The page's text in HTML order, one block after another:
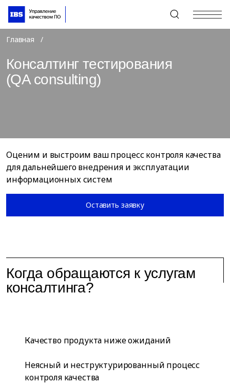
+7 (495) 967-80-80
Главная
Консалтинг тестирования
(QA consulting)
Оценим и выстроим ваш процесс контроля качества
для дальнейшего внедрения и эксплуатации
информационных систем
Оставить заявку
Когда обращаются к услугам
консалтинга?
Качество продукта ниже ожиданий
Неясный и неструктурированный процесс
контроля качества